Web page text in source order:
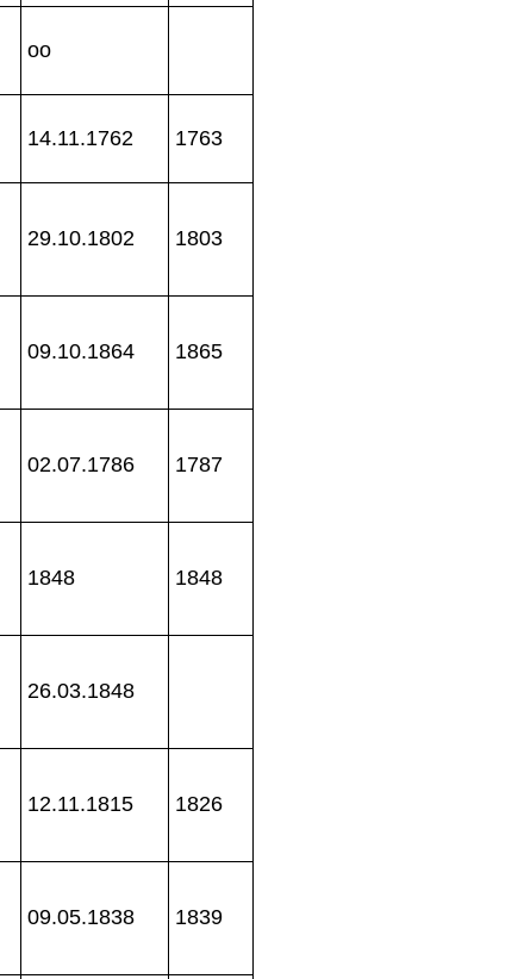
oo
14.11.1762 1763
29.10.1802 1803
09.10.1864 1865
02.07.1786 1787
1848 1848
26.03.1848
12.11.1815 1826
09.05.1838 1839